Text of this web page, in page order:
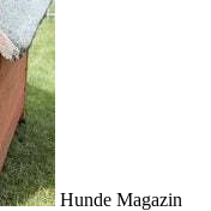
Hunde Magazin